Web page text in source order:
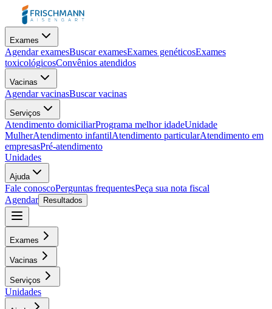
Exames
Agendar examesBuscar examesExames genéticosExames
toxicológicosConvênios atendidos
Vacinas
Agendar vacinasBuscar vacinas
Serviços
Atendimento domiciliarPrograma melhor idadeUnidade
MulherAtendimento infantilAtendimento particularAtendimento em
empresasPré-atendimento
Unidades
Ajuda
Fale conoscoPerguntas frequentesPeça sua nota fiscal
Agendar
Resultados
Exames
Vacinas
Serviços
Unidades